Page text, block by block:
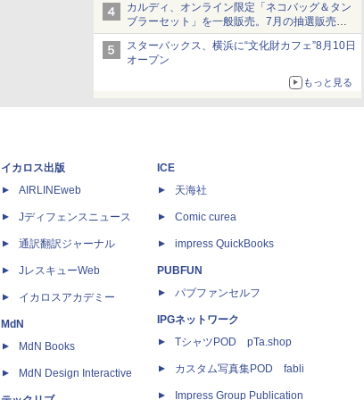
カルディ、オンライン限定「ネコバッグ＆タン
ブラーセット」を一般販売。7月の抽選販売の
当選無効分
スターバックス、横浜に“文化財カフェ”8月10日
オープン
もっと見る
イカロス出版
AIRLINEweb
Jディフェンスニュース
通訳翻訳ジャーナル
JレスキューWeb
イカロスアカデミー
MdN
MdN Books
MdN Design Interactive
ICE
天海社
Comic curea
impress QuickBooks
PUBFUN
パブファンセルフ
IPGネットワーク
TシャツPOD pTa.shop
カスタム写真集POD fabli
Impress Group Publication